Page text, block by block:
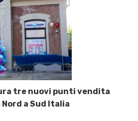
tre nuovi punti vendita
Nord a Sud Italia